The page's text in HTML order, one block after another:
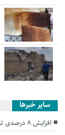
سایر خبرها
افزایش ۸ درصدی ترددهای نوروزی در گلستان